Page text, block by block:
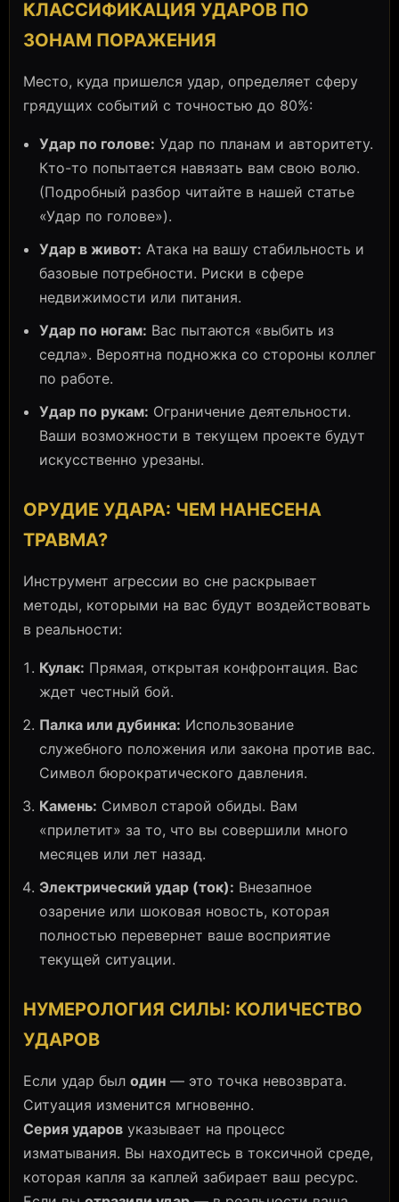
КЛАССИФИКАЦИЯ УДАРОВ ПО
ЗОНАМ ПОРАЖЕНИЯ
Место, куда пришелся удар, определяет сферу
грядущих событий с точностью до 80%:
Удар по голове: Удар по планам и авторитету.
Кто-то попытается навязать вам свою волю.
(Подробный разбор читайте в нашей статье
«Удар по голове»).
Удар в живот: Атака на вашу стабильность и
базовые потребности. Риски в сфере
недвижимости или питания.
Удар по ногам: Вас пытаются «выбить из
седла». Вероятна подножка со стороны коллег
по работе.
Удар по рукам: Ограничение деятельности.
Ваши возможности в текущем проекте будут
искусственно урезаны.
ОРУДИЕ УДАРА: ЧЕМ НАНЕСЕНА
ТРАВМА?
Инструмент агрессии во сне раскрывает
методы, которыми на вас будут воздействовать
в реальности:
Кулак: Прямая, открытая конфронтация. Вас
ждет честный бой.
Палка или дубинка: Использование
служебного положения или закона против вас.
Символ бюрократического давления.
Камень: Символ старой обиды. Вам
«прилетит» за то, что вы совершили много
месяцев или лет назад.
Электрический удар (ток): Внезапное
озарение или шоковая новость, которая
полностью перевернет ваше восприятие
текущей ситуации.
НУМЕРОЛОГИЯ СИЛЫ: КОЛИЧЕСТВО
УДАРОВ
Если удар был один — это точка невозврата.
Ситуация изменится мгновенно.
Серия ударов указывает на процесс
изматывания. Вы находитесь в токсичной среде,
которая капля за каплей забирает ваш ресурс.